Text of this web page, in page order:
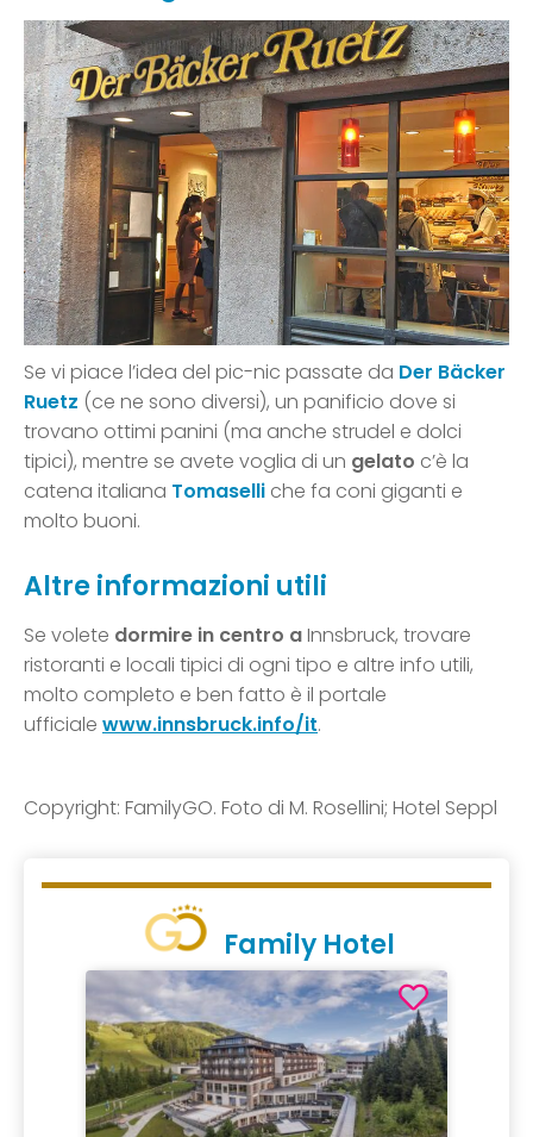
Se vi piace l’idea del pic-nic passate da Der Bäcker
Ruetz (ce ne sono diversi), un panificio dove si
trovano ottimi panini (ma anche strudel e dolci
tipici), mentre se avete voglia di un gelato c’è la
catena italiana Tomaselli che fa coni giganti e
molto buoni.
Altre informazioni utili
Se volete dormire in centro aInnsbruck, trovare
ristoranti e locali tipici di ogni tipo e altre info utili,
molto completo e ben fatto è il portale
ufficiale www.innsbruck.info/it.
Copyright: FamilyGO. Foto di M. Rosellini; Hotel Seppl
Family Hotel